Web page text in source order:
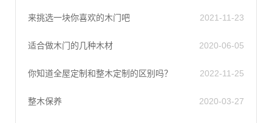
来挑选一块你喜欢的木门吧 2021-11-23
适合做木门的几种木材 2020-06-05
你知道全屋定制和整木定制的区别吗？ 2022-11-25
整木保养 2020-03-27